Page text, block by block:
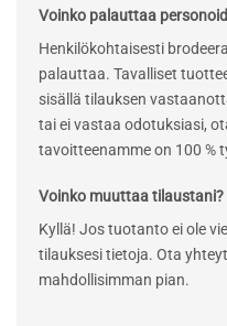
Voinko palauttaa
Henkilökohtaisesti
palauttaa. Tavalliset
sisällä tilauksen
tai ei vastaa odotuksiasi,
tavoitteenamme on 100 %
Voinko muuttaa tilaustani?
Kyllä! Jos tuotanto ei ole
tilauksesi tietoja. Ota
mahdollisimman pian.